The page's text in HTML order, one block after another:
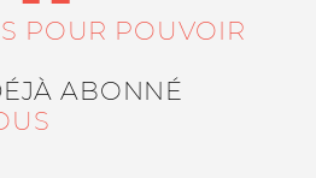
POUR POUVOIR
ABONNÉ